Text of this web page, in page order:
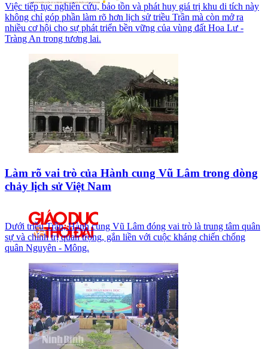
Việc tiếp tục nghiên cứu, bảo tồn và phát huy giá trị khu di tích này
không chỉ góp phần làm rõ hơn lịch sử triều Trần mà còn mở ra
nhiều cơ hội cho sự phát triển bền vững của vùng đất Hoa Lư -
Tràng An trong tương lai.
Làm rõ vai trò của Hành cung Vũ Lâm trong dòng
chảy lịch sử Việt Nam
Dưới triều Trần, Hành cung Vũ Lâm đóng vai trò là trung tâm quân
sự và chính trị quan trọng, gắn liền với cuộc kháng chiến chống
quân Nguyên - Mông.